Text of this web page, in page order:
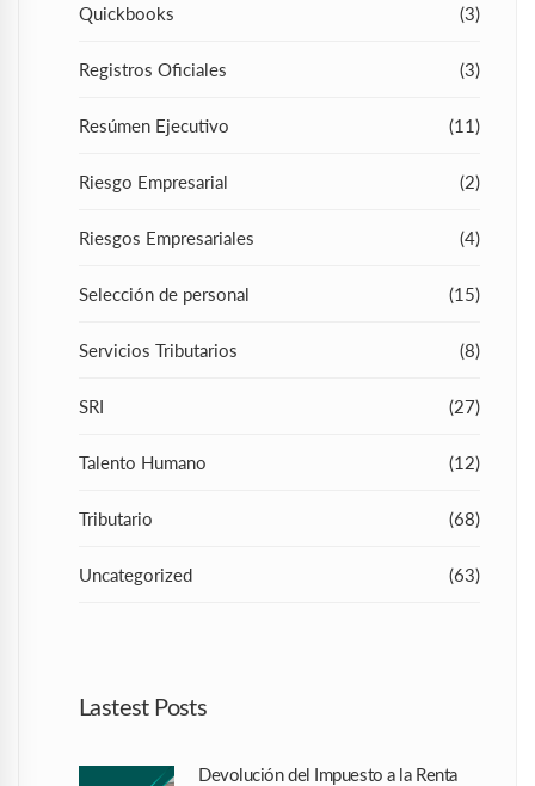
Quickbooks (3)
Registros Oficiales (3)
Resúmen Ejecutivo (11)
Riesgo Empresarial (2)
Riesgos Empresariales (4)
Selección de personal (15)
Servicios Tributarios (8)
SRI (27)
Talento Humano (12)
Tributario (68)
Uncategorized (63)
Lastest Posts
Devolución del Impuesto a la Renta